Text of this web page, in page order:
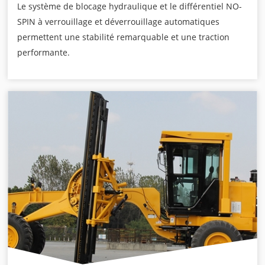
Le système de blocage hydraulique et le différentiel NO-
SPIN à verrouillage et déverrouillage automatiques
permettent une stabilité remarquable et une traction
performante.